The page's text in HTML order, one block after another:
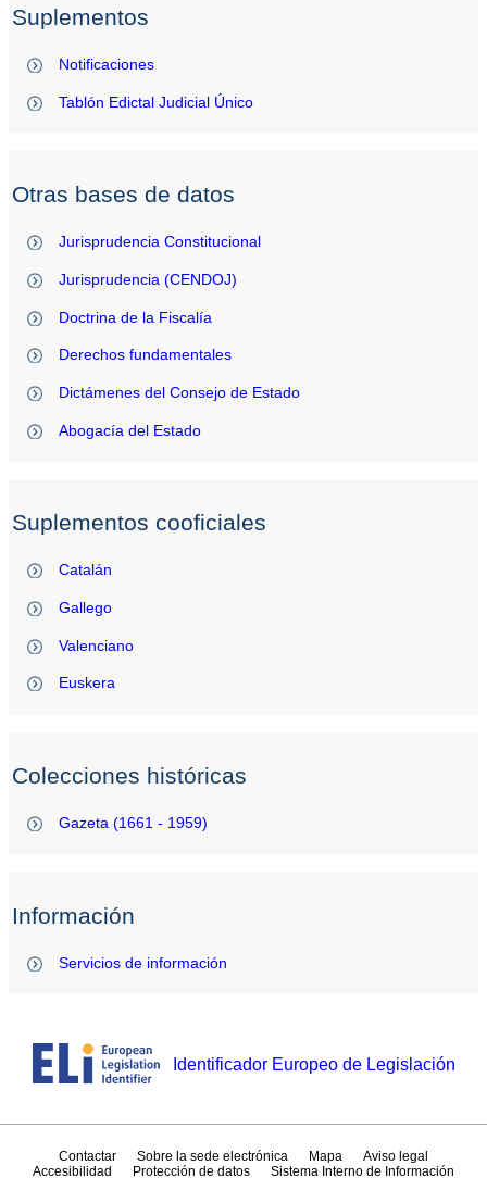
Suplementos
Notificaciones
Tablón Edictal Judicial Único
Otras bases de datos
Jurisprudencia Constitucional
Jurisprudencia (CENDOJ)
Doctrina de la Fiscalía
Derechos fundamentales
Dictámenes del Consejo de Estado
Abogacía del Estado
Suplementos cooficiales
Catalán
Gallego
Valenciano
Euskera
Colecciones históricas
Gazeta (1661 - 1959)
Información
Servicios de información
Identificador Europeo de Legislación
Contactar Sobre la sede electrónica Mapa
Aviso legal
Accesibilidad
Protección de datos Sistema Interno de Información